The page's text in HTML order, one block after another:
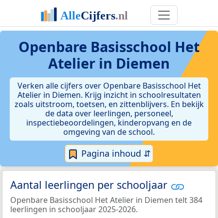
Openbare Basisschool Het
Atelier in Diemen
Verken alle cijfers over Openbare Basisschool Het
Atelier in Diemen. Krijg inzicht in schoolresultaten
zoals uitstroom, toetsen, en zittenblijvers. En bekijk
de data over leerlingen, personeel,
inspectiebeoordelingen, kinderopvang en de
omgeving van de school.
Pagina inhoud ⇵
Aantal leerlingen per schooljaar
Openbare Basisschool Het Atelier in Diemen telt 384
leerlingen in schooljaar 2025-2026.